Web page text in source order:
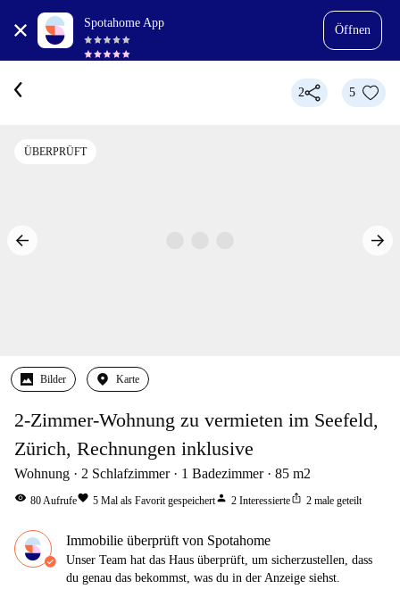
Spotahome App
Öffnen
2 5
ÜBERPRÜFT
Bilder Karte
2-Zimmer-Wohnung zu vermieten im Seefeld,
Zürich, Rechnungen inklusive
Wohnung 2 Schlafzimmer 1 Badezimmer 85 m2
visibility 80Aufrufefavorite 5 Mal als Favorit gespeichertperson 2 Interessierteios_share 2 male geteilt
Immobilie überprüft von Spotahome
Unser Team hat das Haus überprüft, um sicherzustellen, dass
du genau das bekommst, was du in der Anzeige siehst.